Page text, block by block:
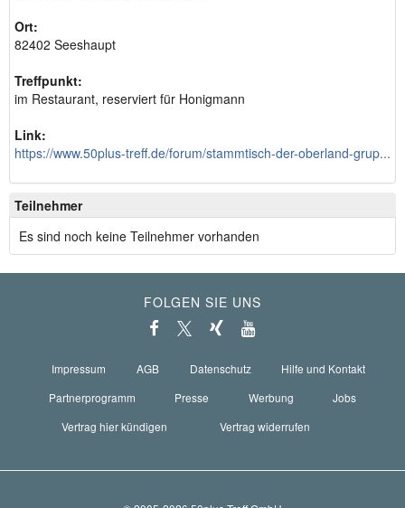
Ort:
82402 Seeshaupt
Treffpunkt:
im Restaurant, reserviert für Honigmann
Link:
https://www.50plus-treff.de/forum/stammtisch-der-oberland-grup...
Teilnehmer
Es sind noch keine Teilnehmer vorhanden
FOLGEN SIE UNS
Impressum AGB Datenschutz
Hilfe und Kontakt
Partnerprogramm
Presse Werbung
Jobs
Vertrag hier kündigen
Vertrag widerrufen